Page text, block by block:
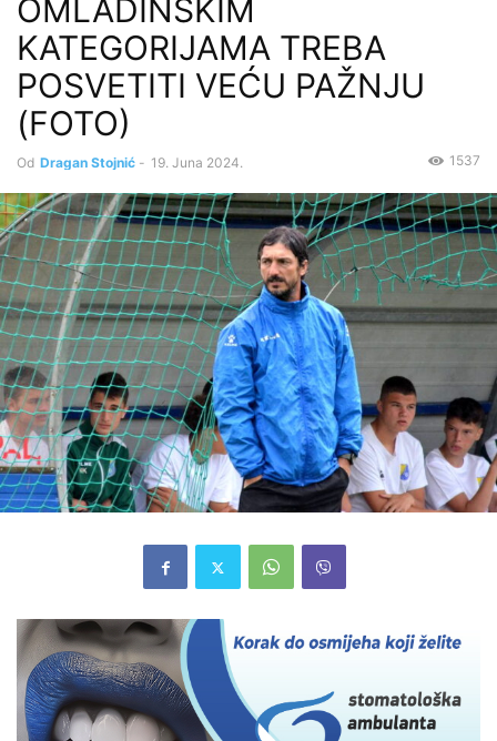
OMLADINSKIM
KATEGORIJAMA TREBA
POSVETITI VEĆU PAŽNJU
(FOTO)
Od Dragan Stojnić - 19. Juna 2024. 1537